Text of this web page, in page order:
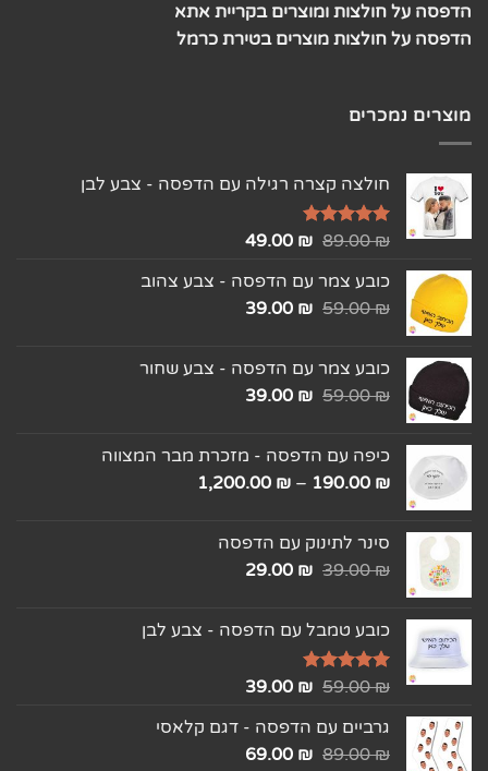
הדפסה על חולצות ומוצרים בקריית אתא
הדפסה על חולצות מוצרים בטירת כרמל
מוצרים נמכרים
חולצה קצרה רגילה עם הדפסה - צבע לבן
דורג5.00
89.00₪
49.00 ₪
כובע צמר עם הדפסה - צבע צהוב
59.00₪
39.00 ₪
כובע צמר עם הדפסה - צבע שחור
59.00₪
39.00 ₪
כיפה עם הדפסה - מזכרת מבר המצווה
190.00 ₪
–
1,200.00 ₪
סינר לתינוק עם הדפסה
39.00₪
29.00 ₪
כובע טמבל עם הדפסה - צבע לבן
דורג5.00
59.00₪
39.00 ₪
גרביים עם הדפסה - דגם קלאסי
89.00₪
69.00 ₪